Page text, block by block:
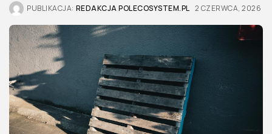
PUBLIKACJA: REDAKCJA POLECOSYSTEM.PL 2 CZERWCA, 2026